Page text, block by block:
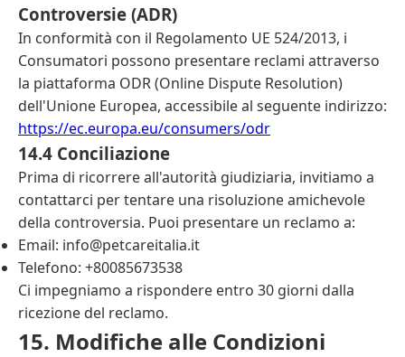
Controversie (ADR)
In conformità con il Regolamento UE 524/2013, i
Consumatori possono presentare reclami attraverso
la piattaforma ODR (Online Dispute Resolution)
dell'Unione Europea, accessibile al seguente indirizzo:
https://ec.europa.eu/consumers/odr
14.4 Conciliazione
Prima di ricorrere all'autorità giudiziaria, invitiamo a
contattarci per tentare una risoluzione amichevole
della controversia. Puoi presentare un reclamo a:
Email: info@petcareitalia.it
Telefono: +80085673538
Ci impegniamo a rispondere entro 30 giorni dalla
ricezione del reclamo.
15. Modifiche alle Condizioni